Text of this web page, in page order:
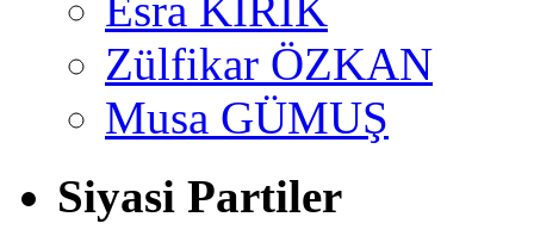
Zülfikar ÖZKAN
Musa GÜMUŞ
Siyasi Partiler